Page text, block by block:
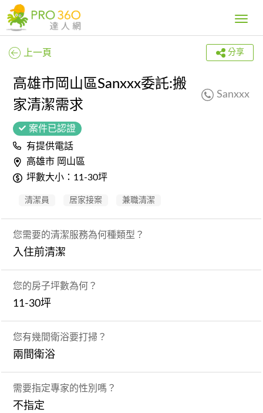
Toggle
上一頁 分享
高雄市岡山區Sanxxx委託:搬
家清潔需求
Sanxxx
案件已認證
有提供電話
高雄市 岡山區
坪數大小：11-30坪
清潔員 居家接案 兼職清潔
您需要的清潔服務為何種類型？
入住前清潔
您的房子坪數為何？
11-30坪
您有幾間衛浴要打掃？
兩間衛浴
需要指定專家的性別嗎？
不指定